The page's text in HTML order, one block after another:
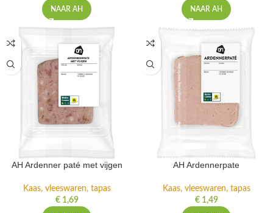
NAAR AH NAAR AH
AH Ardenner paté met vijgen
Kaas, vleeswaren, tapas
€1,69
AH Ardennerpate
Kaas, vleeswaren, tapas
€1,49